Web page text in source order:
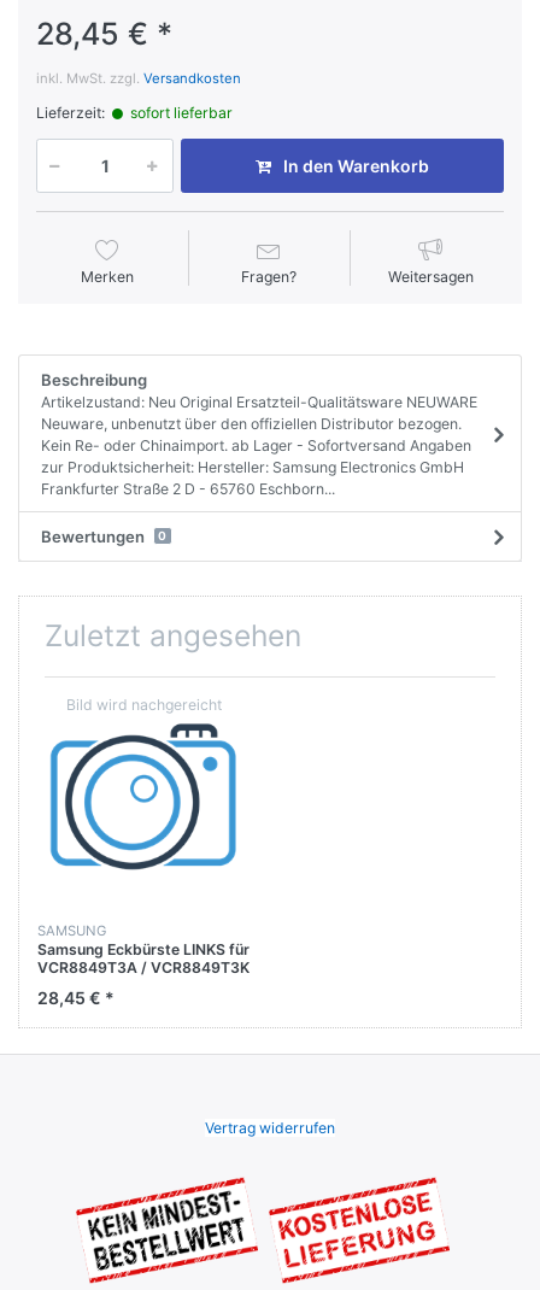
28,45 € *
inkl. MwSt. zzgl. Versandkosten
Lieferzeit: sofort lieferbar
In den Warenkorb
Merken Fragen? Weitersagen
Beschreibung
Artikelzustand: Neu Original Ersatzteil-Qualitätsware NEUWARE
Neuware, unbenutzt über den offiziellen Distributor bezogen.
Kein Re- oder Chinaimport. ab Lager - Sofortversand Angaben
zur Produktsicherheit: Hersteller: Samsung Electronics GmbH
Frankfurter Straße 2 D - 65760 Eschborn...
Bewertungen 0
Zuletzt angesehen
SAMSUNG
Samsung Eckbürste LINKS für
VCR8849T3A / VCR8849T3K
VCR8855L3B
28,45 € *
Vertrag widerrufen